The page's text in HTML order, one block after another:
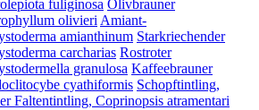
fuliginosa Olivbrauner
olivieriAmiant-
amianthinum Starkriechender
carcharias Rostroter
granulosa Kaffeebrauner
cyathiformis Schopftintling,
Faltentintling, Coprinopsis atramentari